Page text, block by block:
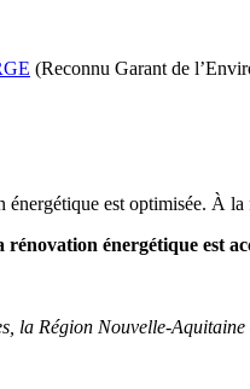
(Reconnu Garant de
est optimisée. À
énergétique est
la Région Nouvelle-